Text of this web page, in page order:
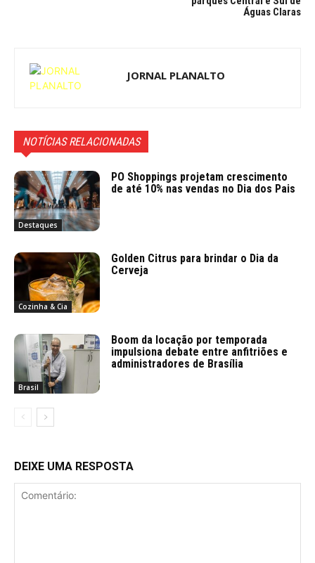
Águas Claras
JORNAL PLANALTO
NOTÍCIAS RELACIONADAS
Destaques
PO Shoppings projetam crescimento
de até 10% nas vendas no Dia dos Pais
Cozinha & Cia
Golden Citrus para brindar o Dia da
Cerveja
Brasil
Boom da locação por temporada
impulsiona debate entre anfitriões e
administradores de Brasília
DEIXE UMA RESPOSTA